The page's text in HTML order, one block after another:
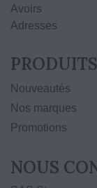
Avoirs
Adresses
PRODUITS
Nouveautés
Nos marques
Promotions
NOUS